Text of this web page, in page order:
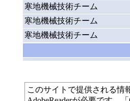
寒地機械技術チーム
寒地機械技術チーム
寒地機械技術チーム
このサイトで提供される情